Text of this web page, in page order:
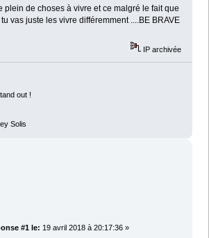
plein de choses à vivre et ce malgré le fait que
vas juste les vivre différemment ....BE BRAVE
IP archivée
out !
Solis
#1 le: 19 avril 2018 à 20:17:36 »